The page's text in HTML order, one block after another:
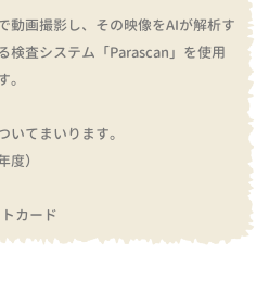
動画撮影し、その映像をAIが解析す
検査システム「Parascan」を使用
いてまいります。
）
カード